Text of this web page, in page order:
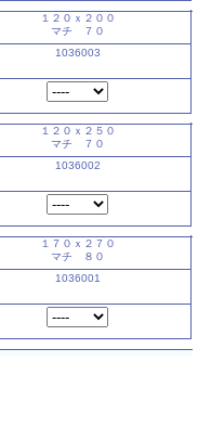
１２０ｘ２００
マチ ７０
1036003
１２０ｘ２５０
マチ ７０
1036002
１７０ｘ２７０
マチ ８０
1036001